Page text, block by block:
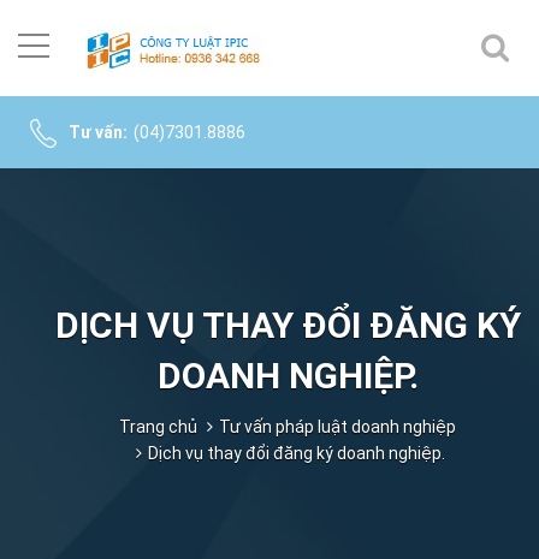
Tư vấn: (04)7301.8886
DỊCH VỤ THAY ĐỔI ĐĂNG KÝ
DOANH NGHIỆP.
Trang chủ
Tư vấn pháp luật doanh nghiệp
Dịch vụ thay đổi đăng ký doanh nghiệp.